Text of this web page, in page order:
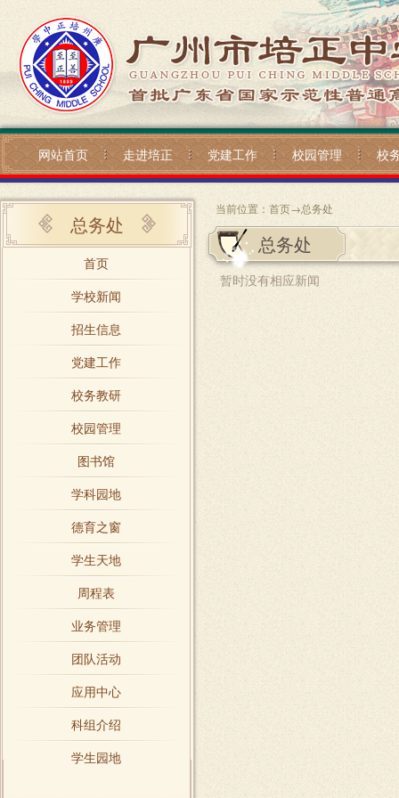
网站首页 走进培正 党建工作 校园管理 校
总务处
首页
学校新闻
招生信息
党建工作
校务教研
校园管理
图书馆
学科园地
德育之窗
学生天地
周程表
业务管理
团队活动
应用中心
科组介绍
学生园地
当前位置： 首页→总务处
总务处
暂时没有相应新闻